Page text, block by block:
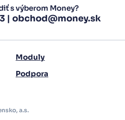
s výberom Money?
| obchod@money.sk
Moduly
Podpora
a.s.